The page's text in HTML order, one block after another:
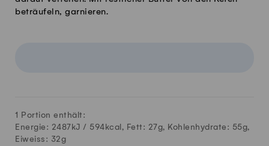
beträufeln, garnieren.
1 Portion enthält:
Energie: 2487kJ / 594kcal, Fett: 27g, Kohlenhydrate: 55g,
Eiweiss: 32g